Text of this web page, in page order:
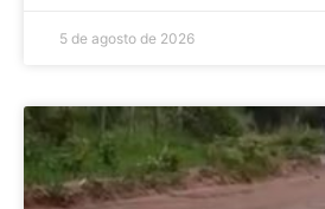
5 de agosto de 2026